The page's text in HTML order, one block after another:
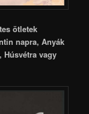
ötletek
napra, Anyák
Húsvétra vagy